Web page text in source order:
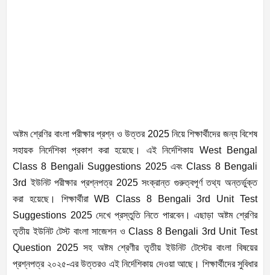
অষ্টম শ্রেণির বাংলা পরীক্ষার প্রশ্ন ও উত্তর 2025 নিয়ে শিক্ষার্থীদের জন্য বিশেষ
সহায়ক নির্দেশিকা প্রকাশ করা হয়েছে। এই নির্দেশিকায় West Bengal
Class 8 Bengali Suggestions 2025 এবং Class 8 Bengali
3rd ইউনিট পরীক্ষার প্রশ্নপত্র 2025 সংক্রান্ত গুরুত্বপূর্ণ তথ্য অন্তর্ভুক্ত
করা হয়েছে। শিক্ষার্থীরা WB Class 8 Bengali 3rd Unit Test
Suggestions 2025 দেখে প্রস্তুতি নিতে পারবেন। এছাড়া অষ্টম শ্রেণির
তৃতীয় ইউনিট টেস্ট বাংলা সাজেশন ও Class 8 Bengali 3rd Unit Test
Question 2025 সহ অষ্টম শ্রেণীর তৃতীয় ইউনিট টেস্টের বাংলা বিষয়ের
প্রশ্নপত্র ২০২৫-এর উত্তরও এই নির্দেশিকায় দেওয়া আছে। শিক্ষার্থীদের সুবিধার